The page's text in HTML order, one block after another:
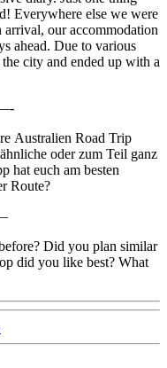
Everywhere else we were
our accommodation
ahead. Due to various
city and ended up with a
Australien Road Trip
oder zum Teil ganz
hat euch am besten
Route?
Did you plan similar
did you like best? What